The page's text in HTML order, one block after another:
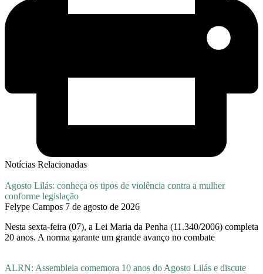
Notícias Relacionadas
Agosto Lilás: conheça os tipos de violência contra a mulher
conforme legislação
Felype Campos 7 de agosto de 2026
Nesta sexta-feira (07), a Lei Maria da Penha (11.340/2006) completa
20 anos. A norma garante um grande avanço no combate
ALRN: Assembleia comemora 10 anos do Agosto Lilás e discute